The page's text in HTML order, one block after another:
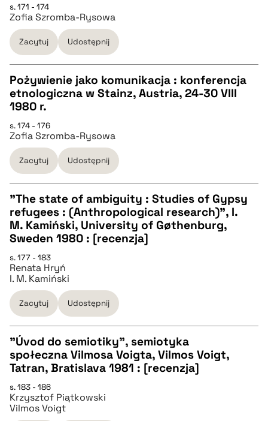
pobierz cytat
BIBTEX
pobierz cytat
s. 171 - 174
Zofia Szromba-Rysowa
Zacytuj Udostępnij
CZYSTY TEKST
pobierz cytat
BIBTEX
pobierz cytat
Pożywienie jako komunikacja : konferencja
etnologiczna w Stainz, Austria, 24-30 VIII
1980 r.
s. 174 - 176
Zofia Szromba-Rysowa
Zacytuj Udostępnij
CZYSTY TEKST
pobierz cytat
BIBTEX
pobierz cytat
"The state of ambiguity : Studies of Gypsy
refugees : (Anthropological research)", I.
M. Kamiński, University of Gøthenburg,
Sweden 1980 : [recenzja]
s. 177 - 183
Renata Hryń
I. M. Kamiński
Zacytuj Udostępnij
CZYSTY TEKST
pobierz cytat
"Úvod do semiotiky", semiotyka
społeczna Vilmosa Voigta, Vilmos Voigt,
Tatran, Bratislava 1981 : [recenzja]
s. 183 - 186
Krzysztof Piątkowski
Vilmos Voigt